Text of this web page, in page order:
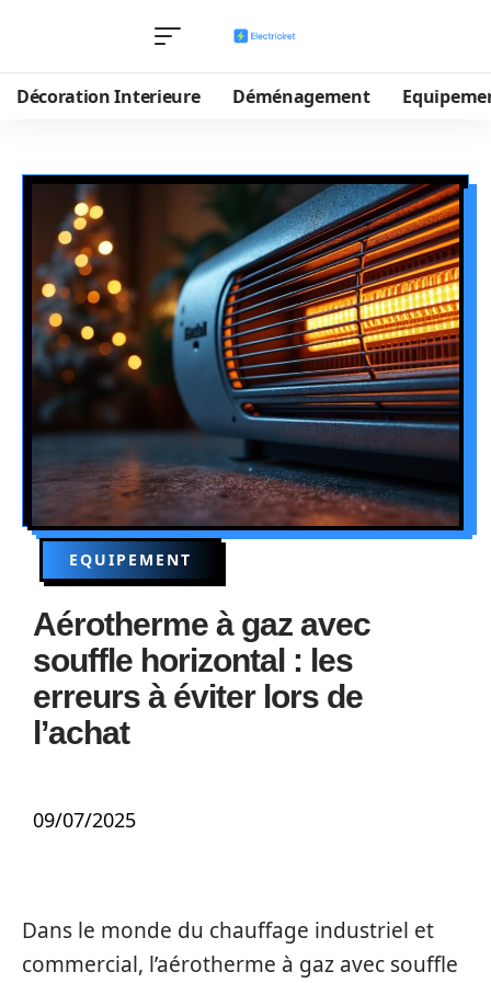
Décoration Interieure Déménagement
EQUIPEMENT
Aérotherme à gaz avec
souffle horizontal : les
erreurs à éviter lors de
l’achat
09/07/2025
Dans le monde du chauffage industriel et
commercial, l’aérotherme à gaz avec souffle